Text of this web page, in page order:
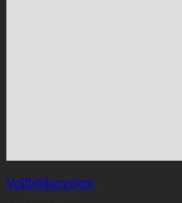
Vollbildanzeige